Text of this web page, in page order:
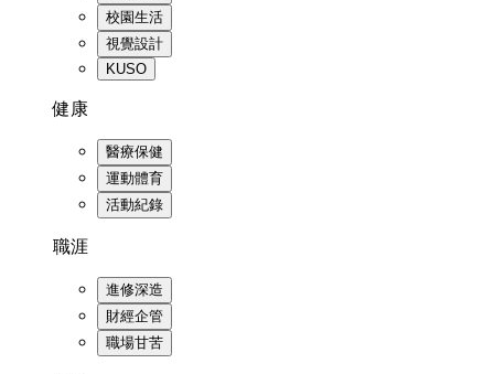
校園生活
視覺設計
KUSO
健康
醫療保健
運動體育
活動紀錄
職涯
進修深造
財經企管
職場甘苦